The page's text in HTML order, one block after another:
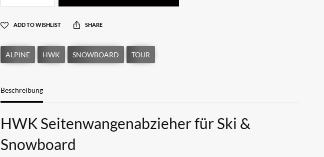
ADD TO WISHLIST SHARE
Beschreibung
HWK Seitenwangenabzieher für Ski &
Snowboard